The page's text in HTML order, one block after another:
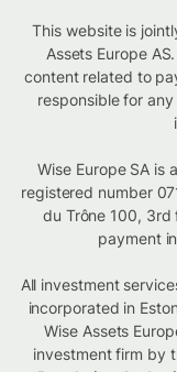
This website is
Assets Europe
content related to
responsible for
Wise Europe SA is
registered number
du Trône 100, 3rd
payment
All investment
incorporated in
Wise Assets
investment firm by